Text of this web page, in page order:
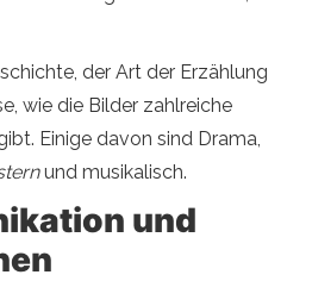
der Art der Erzählung
wie die Bilder zahlreiche
Einige davon sind Drama,
und musikalisch.
und